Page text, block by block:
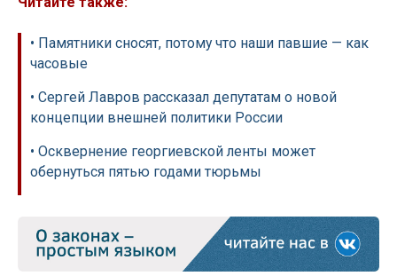
• Памятники сносят, потому что наши павшие — как
часовые
• Сергей Лавров рассказал депутатам о новой
концепции внешней политики России
• Осквернение георгиевской ленты может
обернуться пятью годами тюрьмы